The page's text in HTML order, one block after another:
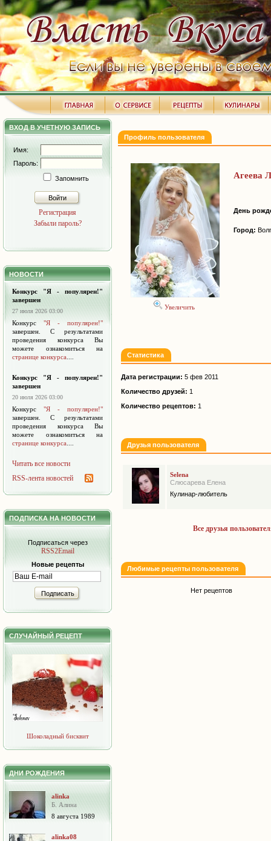
ВХОД В УЧЕТНУЮ ЗАПИСЬ
Имя:
Пароль:
Запомнить
Войти
Регистрация
Забыли пароль?
НОВОСТИ
Конкурс "Я - популярен!"
завершен
27 июля 2026 03:00
Конкурс "Я - популярен!"
завершен. С результатами
проведения конкурса Вы
можете ознакомиться на
странице конкурса
Конкурс "Я - популярен!"
завершен
20 июля 2026 03:00
Конкурс "Я - популярен!"
завершен. С результатами
проведения конкурса Вы
можете ознакомиться на
странице конкурса
Читать все новости
RSS-лента новостей
ПОДПИСКА НА НОВОСТИ
Подписаться через
RSS2Email
Новые рецепты
Подписать
СЛУЧАЙНЫЙ РЕЦЕПТ
Шоколадный бисквит
ДНИ РОЖДЕНИЯ
alinka
Б. Алина
8 августа 1989
alinka08
Профиль пользователя
Увеличить
Агеева
День
Город:
Статистика
Дата регистрации: 5 фев 2011
Количество друзей: 1
Количество рецептов: 1
Друзья пользователя
Selena
Слюсарева Елена
Кулинар-любитель
Все друзья
Любимые рецепты пользователя
Нет рецептов